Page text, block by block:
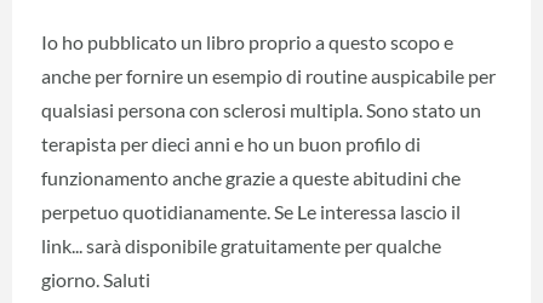
Io ho pubblicato un libro proprio a questo scopo e
anche per fornire un esempio di routine auspicabile per
qualsiasi persona con sclerosi multipla. Sono stato un
terapista per dieci anni e ho un buon profilo di
funzionamento anche grazie a queste abitudini che
perpetuo quotidianamente. Se Le interessa lascio il
link... sarà disponibile gratuitamente per qualche
giorno. Saluti